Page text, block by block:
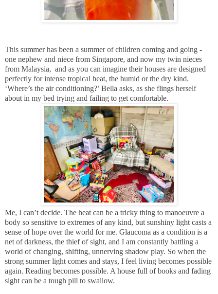
This summer has been a summer of children coming and going -
one nephew and niece from Singapore, and now my twin nieces
from Malaysia, and as you can imagine their houses are designed
perfectly for intense tropical heat, the humid or the dry kind.
‘Where’s the air conditioning?’ Bella asks, as she flings herself
about in my bed trying and failing to get comfortable.
Me, I can’t decide. The heat can be a tricky thing to manoeuvre a
body so sensitive to extremes of any kind, but sunshiny light casts a
sense of hope over the world for me. Glaucoma as a condition is a
net of darkness, the thief of sight, and I am constantly battling a
world of changing, shifting, unnerving shadow play. So when the
strong summer light comes and stays, I feel living becomes possible
again. Reading becomes possible. A house full of books and fading
sight can be a tough pill to swallow.